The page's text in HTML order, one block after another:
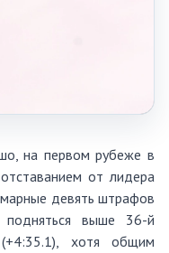
на первом рубеже в
от лидера
девять штрафов
выше 36-й
хотя общим